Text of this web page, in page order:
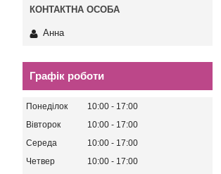
Анна
Графік роботи
Понеділок 10:00
17:00
Вівторок
10:00
17:00
Середа
10:00
17:00
Четвер
10:00 17:00